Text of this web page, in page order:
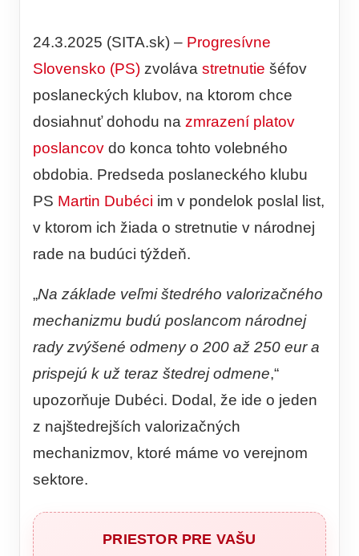
24.3.2025 (SITA.sk) – Progresívne
Slovensko (PS) zvoláva stretnutie šéfov
poslaneckých klubov, na ktorom chce
dosiahnuť dohodu na zmrazení platov
poslancov do konca tohto volebného
obdobia. Predseda poslaneckého klubu
PS Martin Dubéci im v pondelok poslal list,
v ktorom ich žiada o stretnutie v národnej
rade na budúci týždeň.
„Na základe veľmi štedrého valorizačného
mechanizmu budú poslancom národnej
rady zvýšené odmeny o 200 až 250 eur a
prispejú k už teraz štedrej odmene,“
upozorňuje Dubéci. Dodal, že ide o jeden
z najštedrejších valorizačných
mechanizmov, ktoré máme vo verejnom
sektore.
PRIESTOR PRE VAŠU